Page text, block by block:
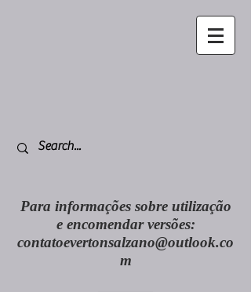
Para informações sobre utilização
e encomendar versões:
contatoevertonsalzano@outlook.co
m